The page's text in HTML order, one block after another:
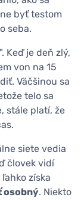
byť testom
seba.
Keď je deň zlý,
von na 15
Väčšinou sa
telo sa
stále platí, že
siete vedia
človek vidí
získa
osobný. Niekto